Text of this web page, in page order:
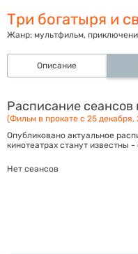
Три богатыря и
Жанр: мультфильм,
Описание
Расписание сеансов
(Фильм в прокате с 25 декабря,
Опубликовано актуальное
кинотеатрах станут известны
Нет сеансов